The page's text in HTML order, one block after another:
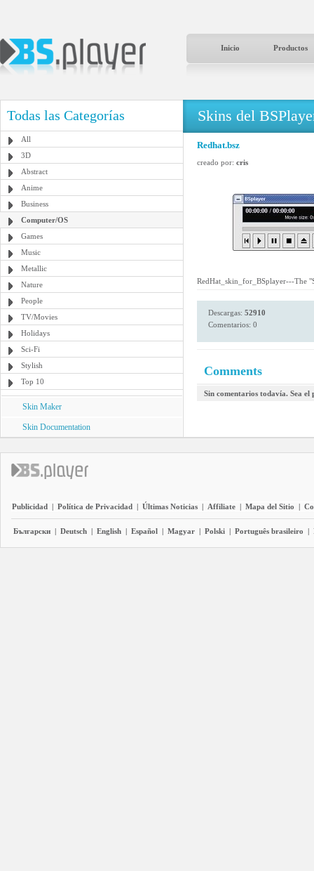
Inicio Productos
Todas las Categorías
All
3D
Abstract
Anime
Business
Computer/OS
Games
Music
Metallic
Nature
People
TV/Movies
Holidays
Sci-Fi
Stylish
Top 10
Skin Maker
Skin Documentation
Skins del
Redhat.bsz
creado por: cris
RedHat_skin_for_BSplayer---The
Descargas: 52910
Comentarios: 0
Comments
Sin comentarios todavía. Sea
Publicidad | Política de Privacidad | Últimas Noticias | Affiliate | Mapa del Sitio |
Български | Deutsch | English | Español | Magyar | Polski | Português brasileiro |